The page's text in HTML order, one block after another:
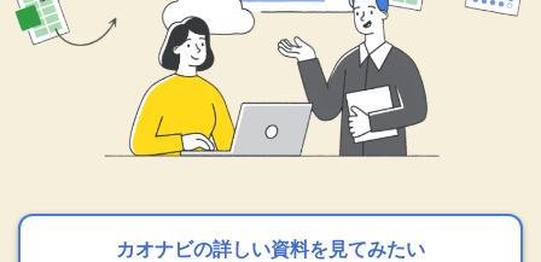
カオナビの詳しい資料を見てみたい
カオナビの詳しい資料を見てみたい
カオナビの詳しい資料を見てみたい